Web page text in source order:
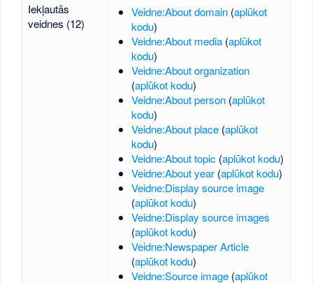
Iekļautās
veidnes (12)
Veidne:About domain (aplūkot
kodu)
Veidne:About media (aplūkot
kodu)
Veidne:About organization
(aplūkot kodu)
Veidne:About person (aplūkot
kodu)
Veidne:About place (aplūkot
kodu)
Veidne:About topic (aplūkot kodu)
Veidne:About year (aplūkot kodu)
Veidne:Display source image
(aplūkot kodu)
Veidne:Display source images
(aplūkot kodu)
Veidne:Newspaper Article
(aplūkot kodu)
Veidne:Source image (aplūkot